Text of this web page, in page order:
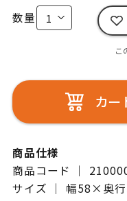
数量
こ
カー
商品仕様
商品コード ｜
サイズ ｜ 幅58×奥